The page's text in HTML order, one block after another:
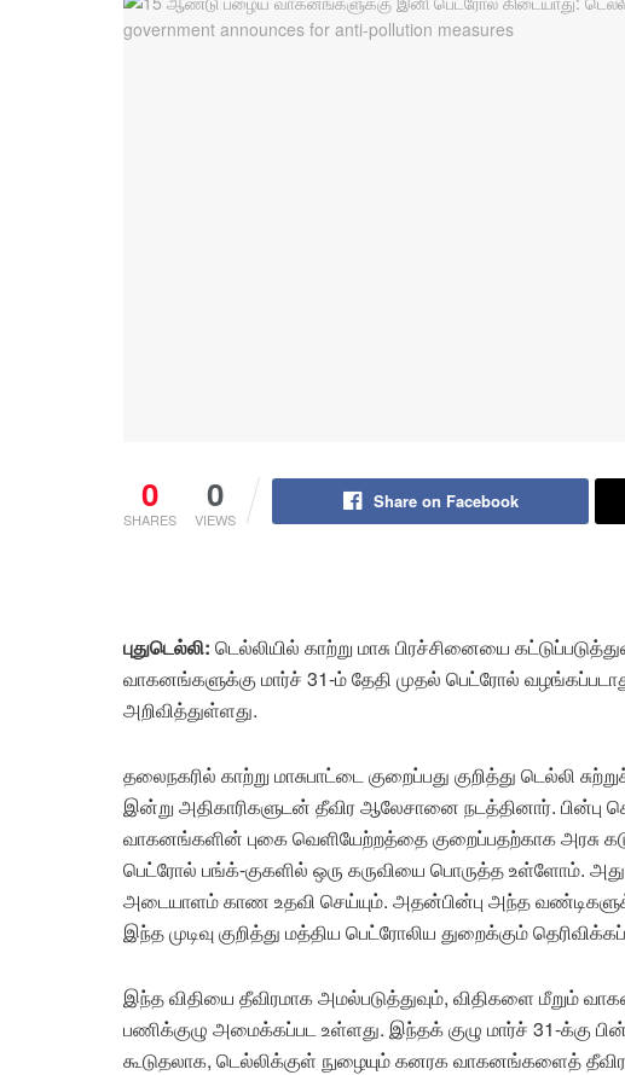
0
SHARES
0
VIEWS
Share on Facebook
புதுடெல்லி: டெல்லியில் காற்று மாசு பிரச்சினையை
வாகனங்களுக்கு மார்ச் 31-ம் தேதி முதல் பெட்ரோல்
அறிவித்துள்ளது.
தலைநகரில் காற்று மாசுபாட்டை குறைப்பது குறித்து டெல்லி
இன்று அதிகாரிகளுடன் தீவிர ஆலேசானை நடத்தினார். பின்பு
வாகனங்களின் புகை வெளியேற்றத்தை குறைப்பதற்காக அரசு
பெட்ரோல் பங்க்-குகளில் ஒரு கருவியை பொருத்த
அடையாளம் காண உதவி செய்யும். அதன்பின்பு அந்த
இந்த முடிவு குறித்து மத்திய பெட்ரோலிய துறைக்கும்
இந்த விதியை தீவிரமாக அமல்படுத்துவும், விதிகளை மீறும்
பணிக்குழு அமைக்கப்பட உள்ளது. இந்தக் குழு மார்ச் 31-க்கு
கூடுதலாக, டெல்லிக்குள் நுழையும் கனரக வாகனங்களைத்